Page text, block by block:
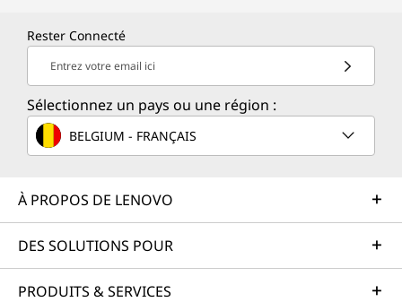
Rester Connecté
Entrez votre email ici
Sélectionnez un pays ou une région :
BELGIUM - FRANÇAIS
À PROPOS DE LENOVO
DES SOLUTIONS POUR
PRODUITS & SERVICES